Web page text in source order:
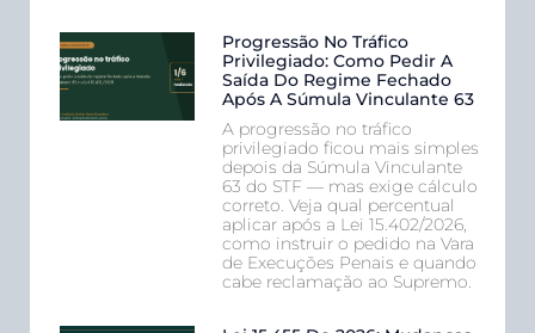
Progressão No Tráfico
Privilegiado: Como Pedir A
Saída Do Regime Fechado
Após A Súmula Vinculante 63
A progressão no tráfico
privilegiado ficou mais simples
depois da Súmula Vinculante
63 do STF — mas exige cálculo
correto. Veja qual percentual
aplicar após a Lei 15.402/2026,
como instruir o pedido na Vara
de Execuções Penais e quando
cabe reclamação ao Supremo.